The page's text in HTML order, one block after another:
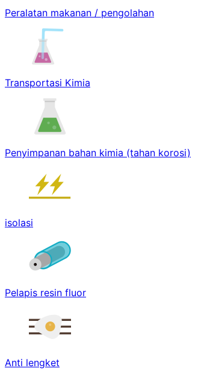
Peralatan makanan / pengolahan
Transportasi Kimia
Penyimpanan bahan kimia (tahan korosi)
isolasi
Pelapis resin fluor
Anti lengket